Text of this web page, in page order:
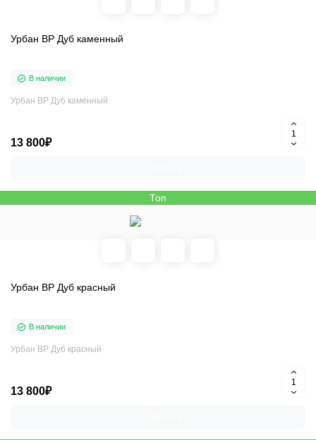
Урбан ВР Дуб каменный
В наличии
Урбан ВР Дуб каменный
13 800₽
Топ
Урбан ВР Дуб красный
В наличии
Урбан ВР Дуб красный
13 800₽